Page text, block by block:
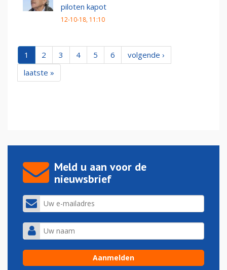
piloten kapot
12-10-18, 11:10
1 2 3 4 5 6
volgende ›
laatste »
Meld u aan voor de
nieuwsbrief